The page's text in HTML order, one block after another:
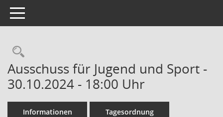
Toggle navigation
Rechercheauswahl
Ausschuss für Jugend und Sport -
30.10.2024 - 18:00 Uhr
Informationen Tagesordnung